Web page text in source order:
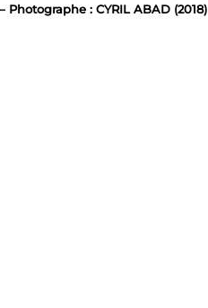
Photographe : CYRIL ABAD (2018)